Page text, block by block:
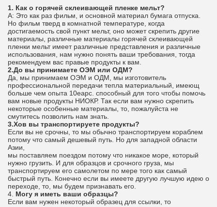
1. Как о горячей склеивающей пленке мельт?
А: Это как раз фильм, и основной материал бумага отпуска.
Но фильм тверд в комнатной температуре, когда
достигаемость свой пункт мельт, оно может скрепить другие
материалы, различные материалы горячей склеивающей
пленки мельт имеет различные представления и различные
использования, нам нужно понять ваши требования, тогда
рекомендуем вас правые продукты к вам.
2.До вы принимаете ОЭМ или ОДМ?
Да, мы принимаем ОЭМ и ОДМ, мы изготовитель
профессиональной передачи тепла материальный, имеющ
больше чем опыта 10еарс. способный для того чтобы помочь
вам новые продукты НИОКР. Так если вам нужно скрепить
некоторые особенные материалы, то, пожалуйста не
смутитесь позволить нам знать.
3.Хов вы транспортируете продукты?
Если вы не срочны, то мы обычно транспортируем кораблем
потому что самый дешевый путь. Но для западной области
Азии,
мы поставляем поездом потому что никакое море, который
нужно грузить. И для образцов и срочного груза, мы
транспортируем его самолетом по мере того как самый
быстрый путь. Конечно если вы имеете другую лучшую идею о
переходе, то, мы будем признавать его.
4. Могу я иметь ваши образцы?
Если вам нужен некоторый образец для ссылки, то